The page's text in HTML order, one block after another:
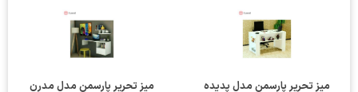
میز تحریر پارسمن مدل پدیده
میز تحریر پارسمن مدل مدرن